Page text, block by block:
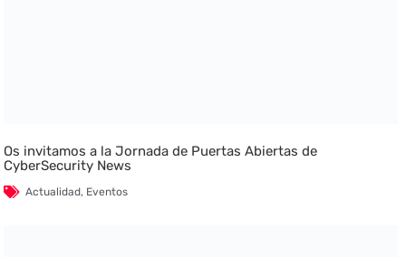
Os invitamos a la Jornada de Puertas Abiertas de
CyberSecurity News
Actualidad, Eventos